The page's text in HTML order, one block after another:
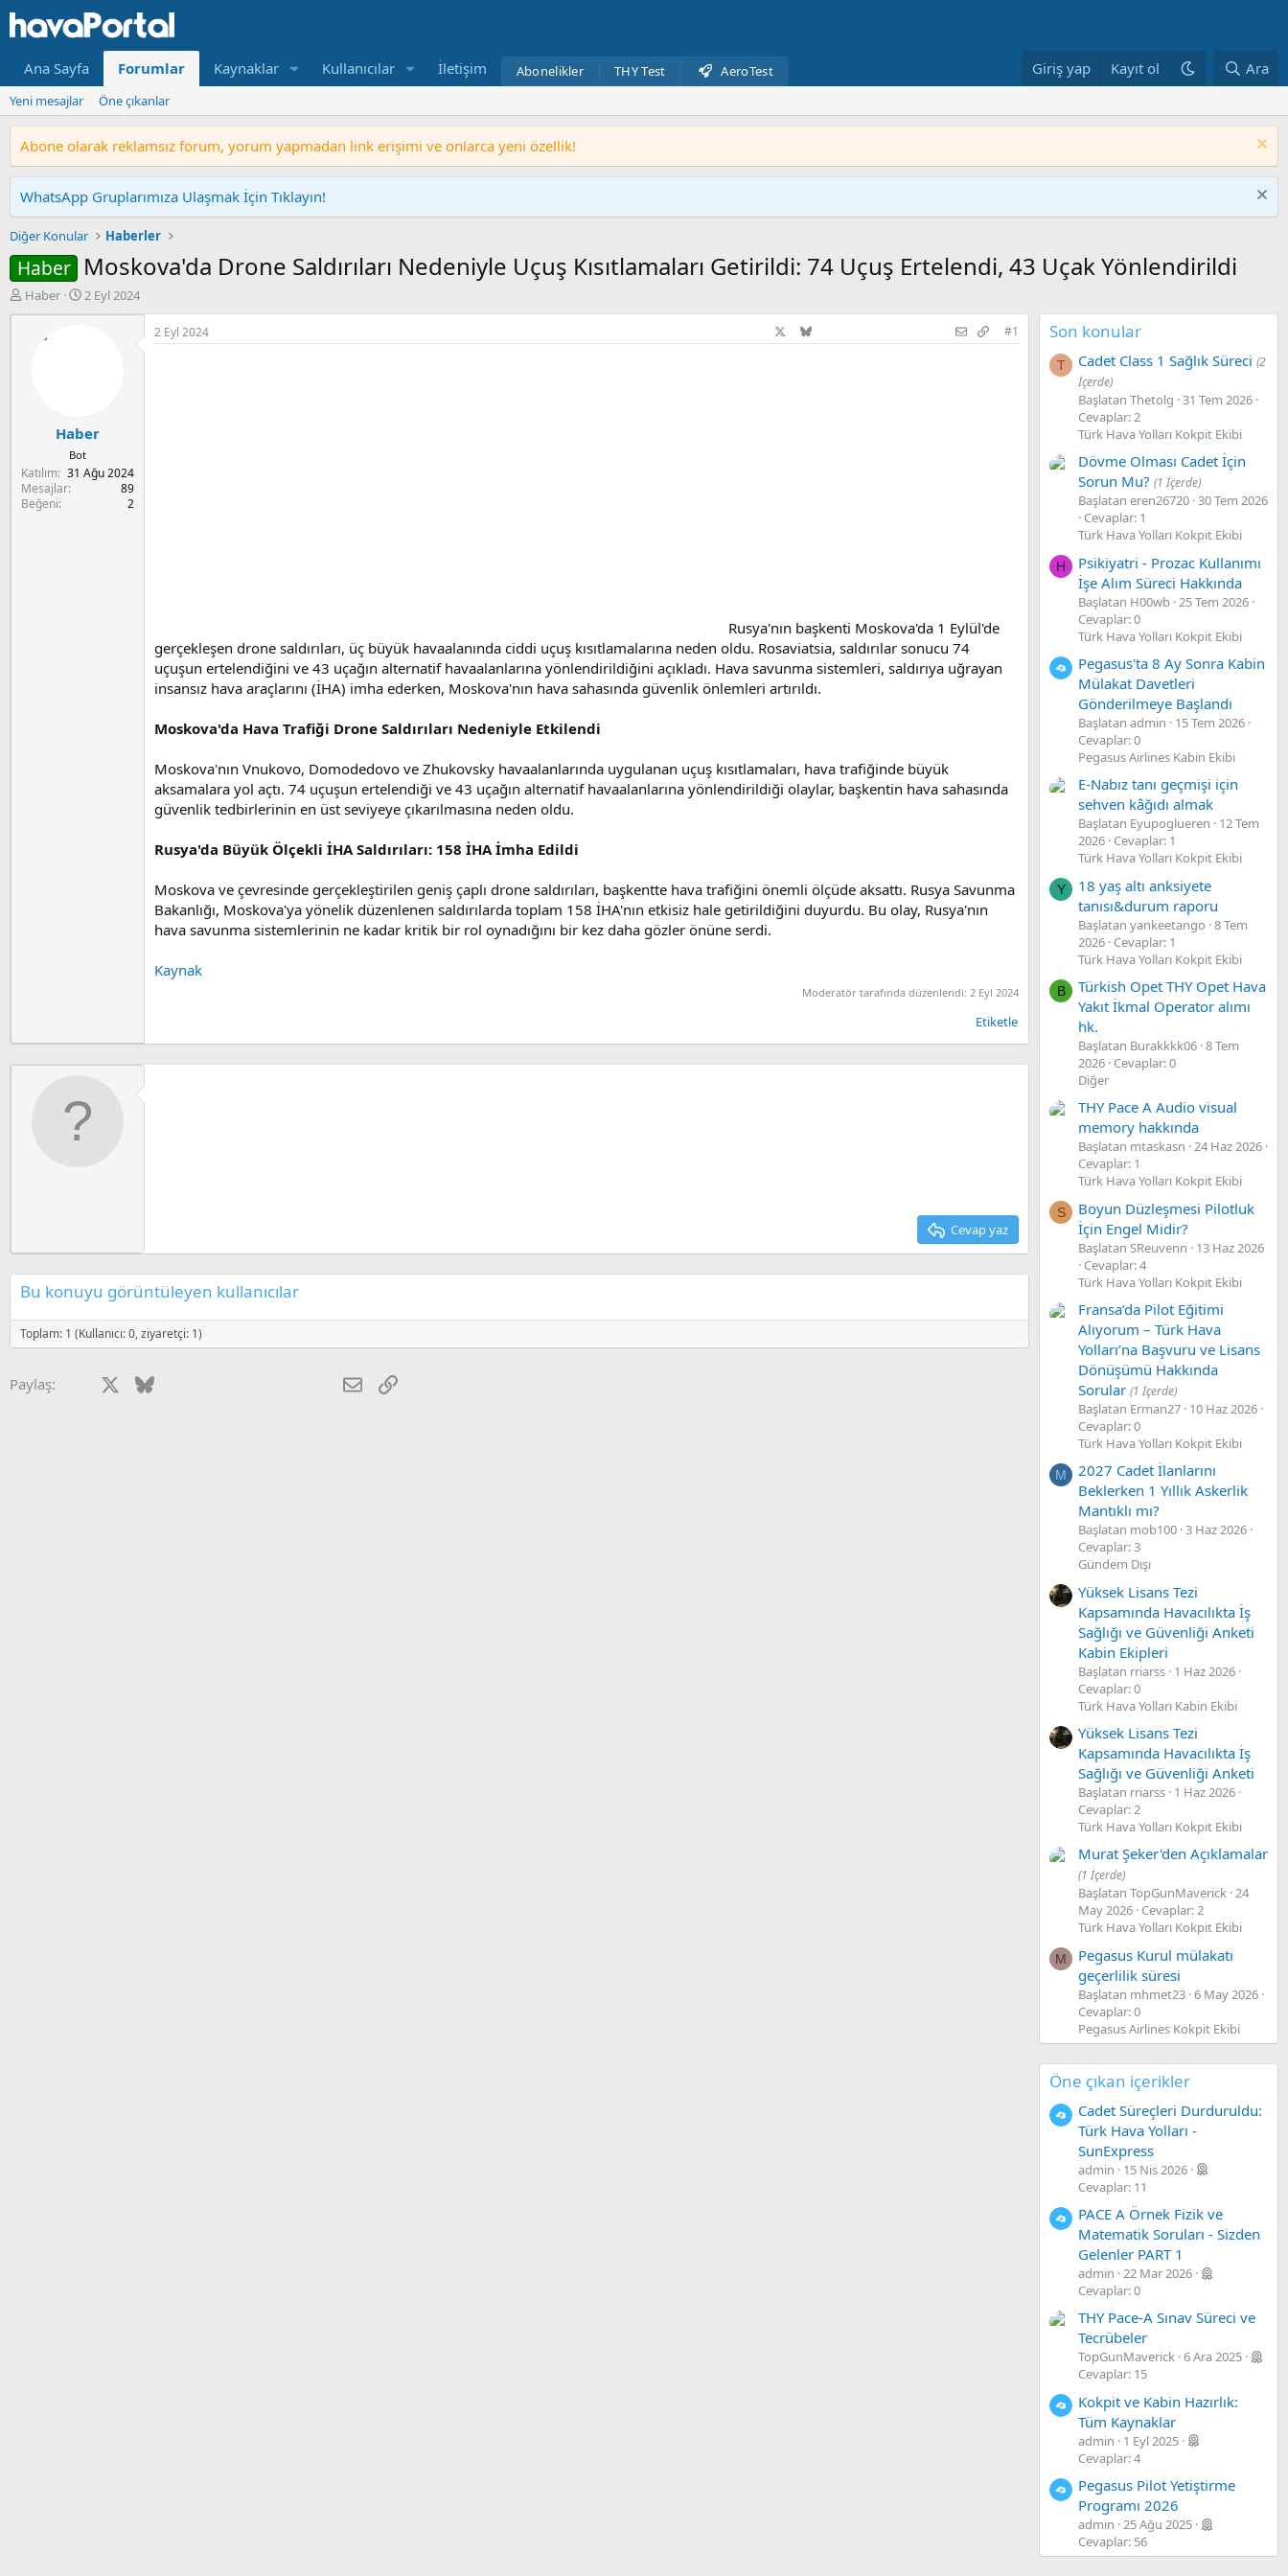
Ana Sayfa Forumlar Kaynaklar Kullanıcılar İletişim Abonelikler THY Test AeroTest Giriş yap Kayıt ol Ara
Yeni mesajlar Öne çıkanlar
Abone olarak reklamsız forum, yorum yapmadan link erişimi ve onlarca yeni özellik!
WhatsApp Gruplarımıza Ulaşmak İçin Tıklayın!
Diğer Konular Haberler
Haber Moskova'da Drone Saldırıları Nedeniyle Uçuş Kısıtlamaları Getirildi: 74 Uçuş Ertelendi, 43 Uçak Yönlendirildi
K
o
l
a
t
Haber
B
a
ç
t
a
2 Eyl 2024
Haber
Bot
Katılım 31 Ağu 2024
Mesajlar
89
Beğeni
2
2 Eyl 2024 Facebook TumblrWhatsApp
E-posta
Bağlantıyı kopyala
#1
Rusya'nın başkenti Moskova'da 1 Eylül'de
gerçekleşen drone saldırıları, üç büyük havaalanında ciddi uçuş kısıtlamalarına neden oldu. Rosaviatsia, saldırılar sonucu 74
uçuşun ertelendiğini ve 43 uçağın alternatif havaalanlarına yönlendirildiğini açıkladı. Hava savunma sistemleri, saldırıya uğrayan
insansız hava araçlarını (İHA) imha ederken, Moskova'nın hava sahasında güvenlik önlemleri artırıldı.
Moskova'da Hava Trafiği Drone Saldırıları Nedeniyle Etkilendi
Moskova'nın Vnukovo, Domodedovo ve Zhukovsky havaalanlarında uygulanan uçuş kısıtlamaları, hava trafiğinde büyük
aksamalara yol açtı. 74 uçuşun ertelendiği ve 43 uçağın alternatif havaalanlarına yönlendirildiği olaylar, başkentin hava sahasında
güvenlik tedbirlerinin en üst seviyeye çıkarılmasına neden oldu.
Rusya'da Büyük Ölçekli İHA Saldırıları: 158 İHA İmha Edildi
Moskova ve çevresinde gerçekleştirilen geniş çaplı drone saldırıları, başkentte hava trafiğini önemli ölçüde aksattı. Rusya Savunma
Bakanlığı, Moskova'ya yönelik düzenlenen saldırılarda toplam 158 İHA'nın etkisiz hale getirildiğini duyurdu. Bu olay, Rusya'nın
hava savunma sistemlerinin ne kadar kritik bir rol oynadığını bir kez daha gözler önüne serdi.
Kaynak
Moderatör tarafında düzenlendi: 2 Eyl 2024
Etiketle
Cevap yaz
Bu konuyu görüntüleyen kullanıcılar
Toplam: 1 (Kullanıcı: 0, ziyaretçi: 1)
Paylaş: Facebook Bluesky WhatsApp
E-postaLink
Son konular
T Cadet Class 1 Sağlık Süreci (2
İçerde)
Başlatan Thetolg 31 Tem 2026
Cevaplar: 2
Türk Hava Yolları Kokpit Ekibi
Dövme Olması Cadet İçin
Sorun Mu? (1 İçerde)
Başlatan eren26720 30 Tem 2026
Cevaplar: 1
Türk Hava Yolları Kokpit Ekibi
H
Psikiyatri - Prozac Kullanımı
İşe Alım Süreci Hakkında
Başlatan H00wb 25 Tem 2026
Cevaplar: 0
Türk Hava Yolları Kokpit Ekibi
Pegasus'ta 8 Ay Sonra Kabin
Mülakat Davetleri
Gönderilmeye Başlandı
Başlatan admin
15 Tem 2026
Cevaplar: 0
Pegasus Airlines Kabin Ekibi
E-Nabız tanı geçmişi için
sehven kâğıdı almak
Başlatan Eyupoglueren
12 Tem
2026 Cevaplar: 1
Türk Hava Yolları Kokpit Ekibi
Y
18 yaş altı anksiyete
tanısı&durum raporu
Başlatan yankeetango 8 Tem
2026 Cevaplar: 1
Türk Hava Yolları Kokpit Ekibi
B
Türkish Opet THY Opet Hava
Yakıt İkmal Operator alımı
hk.
Başlatan Burakkkk06 8 Tem
2026 Cevaplar: 0
Diğer
THY Pace A Audio visual
memory hakkında
Başlatan mtaskasn 24 Haz 2026
Cevaplar: 1
Türk Hava Yolları Kokpit Ekibi
S
Boyun Düzleşmesi Pilotluk
İçin Engel Midir?
Başlatan SReuvenn
13 Haz 2026
Cevaplar: 4
Türk Hava Yolları Kokpit Ekibi
Fransa’da Pilot Eğitimi
Alıyorum – Türk Hava
Yolları’na Başvuru ve Lisans
Dönüşümü Hakkında
Sorular (1 İçerde)
Başlatan Erman27 10 Haz 2026
Cevaplar: 0
Türk Hava Yolları Kokpit Ekibi
M
2027 Cadet İlanlarını
Beklerken 1 Yıllık Askerlik
Mantıklı mı?
Başlatan mob100 3 Haz 2026
Cevaplar: 3
Gündem Dışı
Yüksek Lisans Tezi
Kapsamında Havacılıkta İş
Sağlığı ve Güvenliği Anketi
Kabin Ekipleri
Başlatan rriarss 1 Haz 2026
Cevaplar: 0
Türk Hava Yolları Kabin Ekibi
Yüksek Lisans Tezi
Kapsamında Havacılıkta İş
Sağlığı ve Güvenliği Anketi
Başlatan rriarss 1 Haz 2026
Cevaplar: 2
Türk Hava Yolları Kokpit Ekibi
Murat Şeker'den Açıklamalar
(1 İçerde)
Başlatan TopGunMaverick 24
May 2026 Cevaplar: 2
Türk Hava Yolları Kokpit Ekibi
M
Pegasus Kurul mülakatı
geçerlilik süresi
Başlatan mhmet23 6 May 2026
Cevaplar: 0
Pegasus Airlines Kokpit Ekibi
Öne çıkan içerikler
Cadet Süreçleri Durduruldu:
Türk Hava Yolları -
SunExpress
admin
15 Nis 2026
Cevaplar: 11
PACE A Örnek Fizik ve
Matematik Soruları - Sizden
Gelenler PART 1
admin 22 Mar 2026
Cevaplar: 0
THY Pace-A Sınav Süreci ve
Tecrübeler
TopGunMaverick 6 Ara 2025
Cevaplar: 15
Kokpit ve Kabin Hazırlık:
Tüm Kaynaklar
admin
1 Eyl 2025
Cevaplar: 4
Pegasus Pilot Yetiştirme
Programı 2026
admin 25 Ağu 2025
Cevaplar: 56